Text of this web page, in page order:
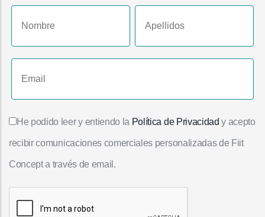
He podido leer y entiendo la Política de Privacidad y acepto
recibir comunicaciones comerciales personalizadas de Fiit
Concept a través de email.